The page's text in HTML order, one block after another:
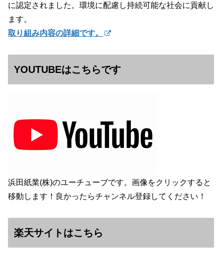
に認定されました。環境に配慮し持続可能な社会に貢献し
ます。
取り組み内容の詳細です。
YOUTUBEはこちらです
浜田紙業(株)のユーチューブです。画像をクリックすると
移動します！良かったらチャンネル登録してください！
楽天サイトはこちら